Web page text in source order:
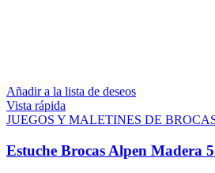
Añadir a la lista de deseos
Vista rápida
JUEGOS Y MALETINES DE
Estuche Brocas Alpen Madera 5